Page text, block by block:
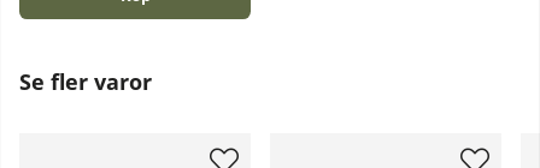
Se fler varor